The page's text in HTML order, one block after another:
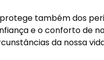
também dos
e o conforto de
da nossa